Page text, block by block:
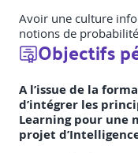
Avoir une culture
notions de
Objectifs
A l’issue de la
d’intégrer les
Learning pour une
projet